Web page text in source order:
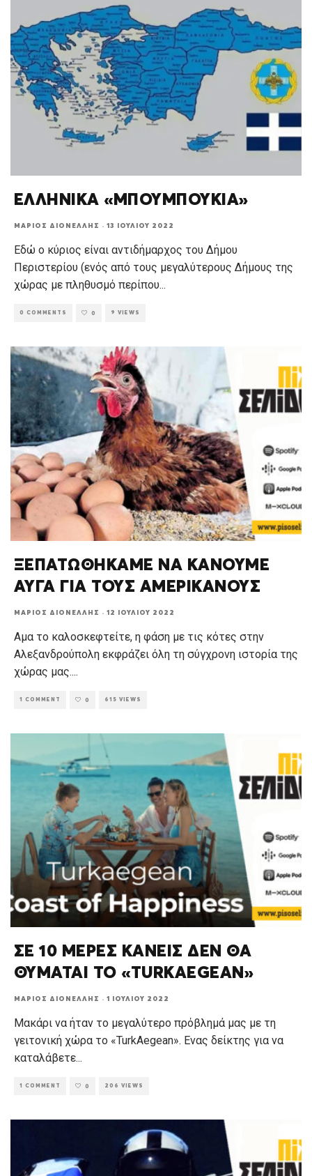
ΕΛΛΗΝΙΚΑ «ΜΠΟΥΜΠΟΥΚΙΑ»
ΜΆΡΙΟΣ ΔΙΟΝΈΛΛΗΣ · 13 ΙΟΥΛΊΟΥ 2022
Εδώ ο κύριος είναι αντιδήμαρχος του Δήμου
Περιστερίου (ενός από τους μεγαλύτερους Δήμους της
χώρας με πληθυσμό περίπου...
0 COMMENTS 0 9 VIEWS
ΞΕΠΑΤΩΘΗΚΑΜΕ ΝΑ ΚΑΝΟΥΜΕ
ΑΥΓΑ ΓΙΑ ΤΟΥΣ ΑΜΕΡΙΚΑΝΟΥΣ
ΜΆΡΙΟΣ ΔΙΟΝΈΛΛΗΣ · 12 ΙΟΥΛΊΟΥ 2022
Αμα το καλοσκεφτείτε, η φάση με τις κότες στην
Αλεξανδρούπολη εκφράζει όλη τη σύγχρονη ιστορία της
χώρας μας....
1 COMMENT 0 615 VIEWS
ΣΕ 10 ΜΕΡΕΣ ΚΑΝΕΙΣ ΔΕΝ ΘΑ
ΘΥΜΑΤΑΙ ΤΟ «TURKAEGEAN»
ΜΆΡΙΟΣ ΔΙΟΝΈΛΛΗΣ · 1 ΙΟΥΛΊΟΥ 2022
Μακάρι να ήταν το μεγαλύτερο πρόβλημά μας με τη
γειτονική χώρα το «TurkΑegean». Ενας δείκτης για να
καταλάβετε...
1 COMMENT 0 206 VIEWS